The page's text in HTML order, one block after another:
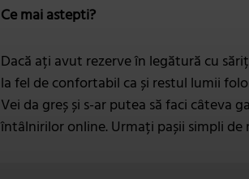
Ce mai astepti?
Dacă ați avut rezerve în legătură cu
la fel de confortabil ca și restul lumii
Vei da greș și s-ar putea să faci câteva
întâlnirilor online. Urmați pașii simpli